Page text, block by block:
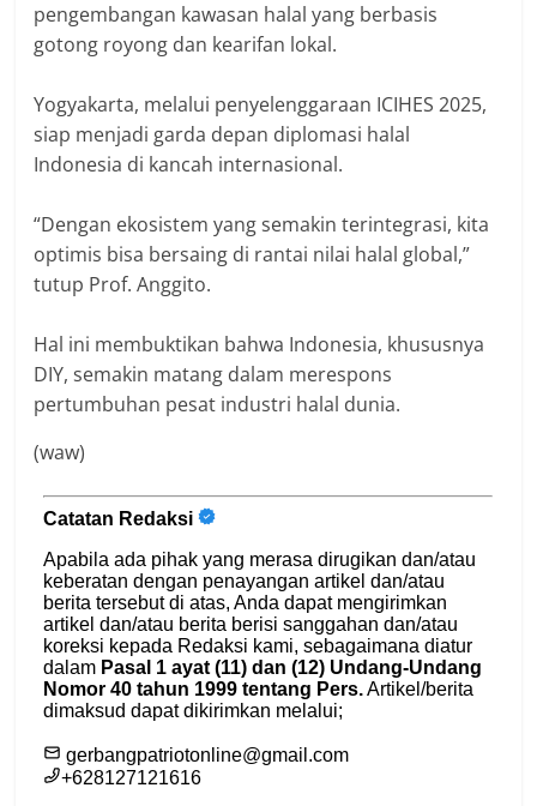
pengembangan kawasan halal yang berbasis
gotong royong dan kearifan lokal.
‎Yogyakarta, melalui penyelenggaraan ICIHES 2025,
siap menjadi garda depan diplomasi halal
Indonesia di kancah internasional.
‎“Dengan ekosistem yang semakin terintegrasi, kita
optimis bisa bersaing di rantai nilai halal global,”
tutup Prof. Anggito.
‎Hal ini membuktikan bahwa Indonesia, khususnya
DIY, semakin matang dalam merespons
pertumbuhan pesat industri halal dunia.
(waw)